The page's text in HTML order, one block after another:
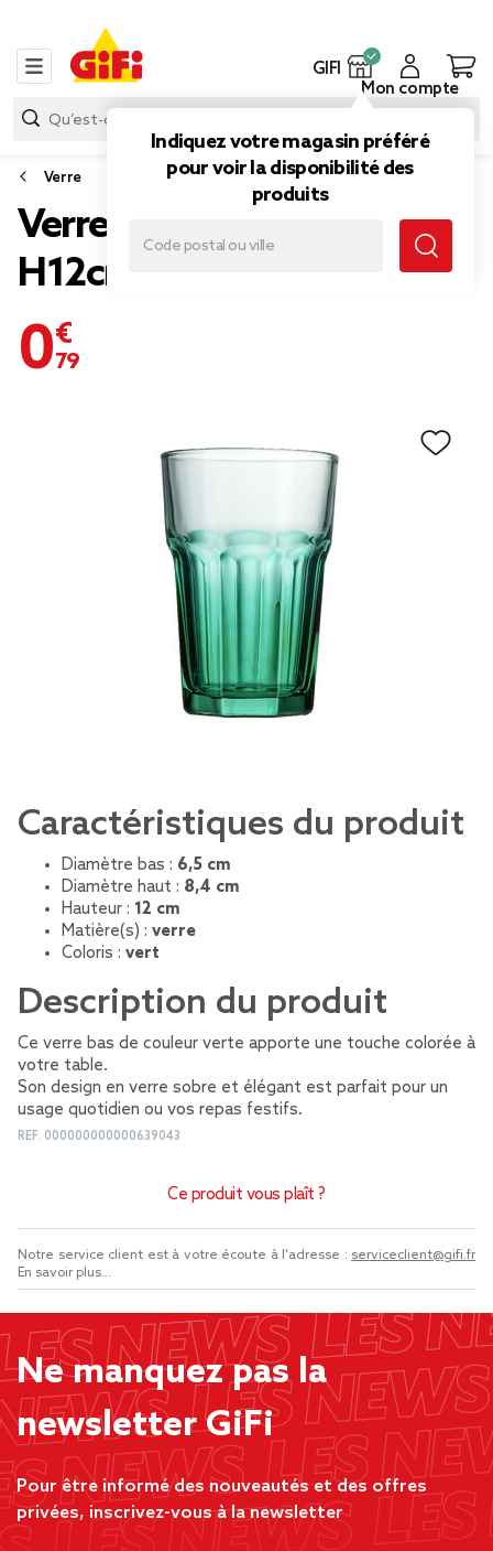
GIFI
Indiquez votre magasin préféré
pour voir la disponibilité des
produits
Mon compte
Verre
Verre bas en verre vert
H12cm
0,79 €
Caractéristiques du produit
Diamètre bas : 6,5 cm
Diamètre haut : 8,4 cm
Hauteur : 12 cm
Matière(s) : verre
Coloris : vert
Description du produit
Ce verre bas de couleur verte apporte une touche colorée à
votre table.
Son design en verre sobre et élégant est parfait pour un
usage quotidien ou vos repas festifs.
REF. 000000000000639043
Ce produit vous plaît ?
Notre service client est à votre écoute à l'adresse : serviceclient@gifi.fr
En savoir plus...
Ne manquez pas la
newsletter GiFi
Pour être informé des nouveautés et des offres
privées, inscrivez-vous à la newsletter